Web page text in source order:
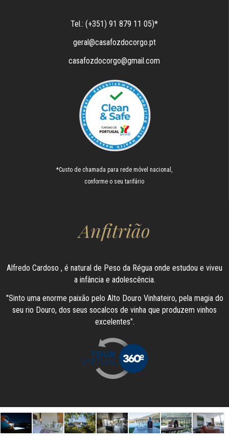
Tel.: (+351) 91 879 11 05)*
geral@casafozdocorgo.pt
casafozdocorgo@gmail.com
*Custo de chamada para rede móvel nacional,
conforme o seu tarifário
Anfitrião
Alfredo Cardoso , é natural de Peso da Régua onde estudou e viveu
a infância e adolescência.
"Sinto uma enorme paixão pelo Alto Douro Vinhateiro, pela magia do
seu rio Douro, dos seus socalcos de vinha que produzem vinhos
excelentes".